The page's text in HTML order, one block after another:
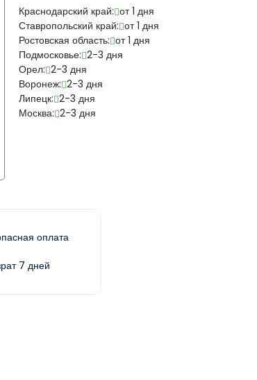
Краснодарский край: от 1 дня
Ставропольский край: от 1 дня
Ростовская область: от 1 дня
Подмосковье: 2-3 дня
Орел: 2-3 дня
Воронеж: 2-3 дня
Липецк: 2-3 дня
Москва: 2-3 дня
оплата
7 дней